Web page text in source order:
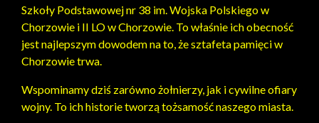
Szkoły Podstawowej nr 38 im. Wojska Polskiego w
Chorzowie i II LO w Chorzowie. To właśnie ich obecność
jest najlepszym dowodem na to, że sztafeta pamięci w
Chorzowie trwa.
Wspominamy dziś zarówno żołnierzy, jak i cywilne ofiary
wojny. To ich historie tworzą tożsamość naszego miasta.